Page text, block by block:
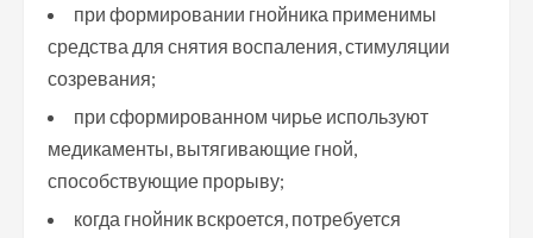
при формировании гнойника применимы
средства для снятия воспаления, стимуляции
созревания;
при сформированном чирье используют
медикаменты, вытягивающие гной,
способствующие прорыву;
когда гнойник вскроется, потребуется